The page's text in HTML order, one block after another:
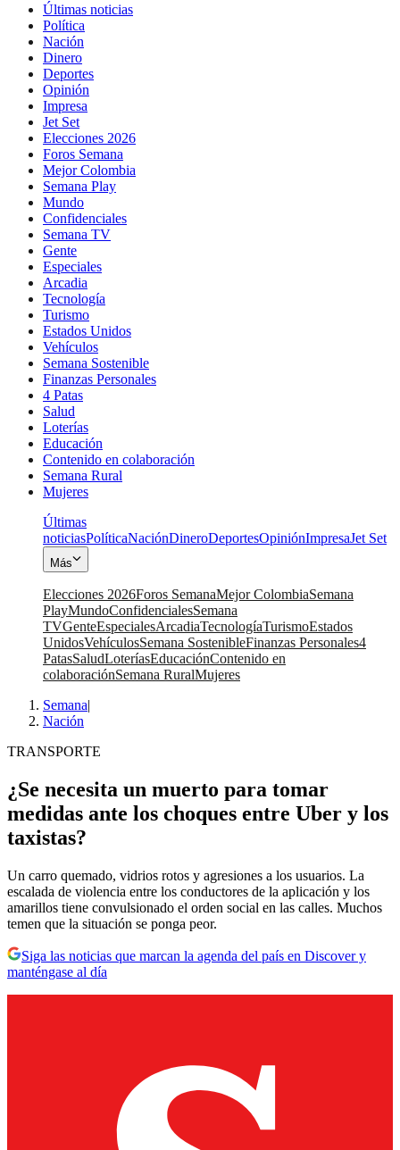
Últimas noticias
Política
Nación
Dinero
Deportes
Opinión
Impresa
Jet Set
Elecciones 2026
Foros Semana
Mejor Colombia
Semana Play
Mundo
Confidenciales
Semana TV
Gente
Especiales
Arcadia
Tecnología
Turismo
Estados Unidos
Vehículos
Semana Sostenible
Finanzas Personales
4 Patas
Salud
Loterías
Educación
Contenido en colaboración
Semana Rural
Mujeres
Últimas
noticiasPolíticaNaciónDineroDeportesOpiniónImpresaJet Set
Más
Elecciones 2026Foros SemanaMejor ColombiaSemana
PlayMundoConfidencialesSemana
TVGenteEspecialesArcadiaTecnologíaTurismoEstados
UnidosVehículosSemana SostenibleFinanzas Personales4
PatasSaludLoteríasEducaciónContenido en
colaboraciónSemana RuralMujeres
Semana|
Nación
TRANSPORTE
¿Se necesita un muerto para tomar
medidas ante los choques entre Uber y los
taxistas?
Un carro quemado, vidrios rotos y agresiones a los usuarios. La
escalada de violencia entre los conductores de la aplicación y los
amarillos tiene convulsionado el orden social en las calles. Muchos
temen que la situación se ponga peor.
Siga las noticias que marcan la agenda del país en Discover y
manténgase al día